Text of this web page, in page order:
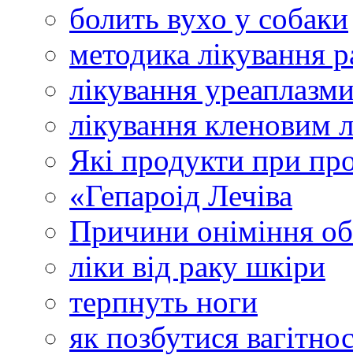
болить вухо у собаки
методика лікування
лікування
лікування кленовим
Які продукти при
«Гепароід Лечіва
Причини оніміння
ліки від раку шкіри
терпнуть ноги
як позбутися